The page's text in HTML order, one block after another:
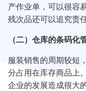
产作业单，可以很容
残次品还可以追究责
（二）仓库的条码化
服装销售的周期较短
分占用在库存商品上
企业的发展造成很大